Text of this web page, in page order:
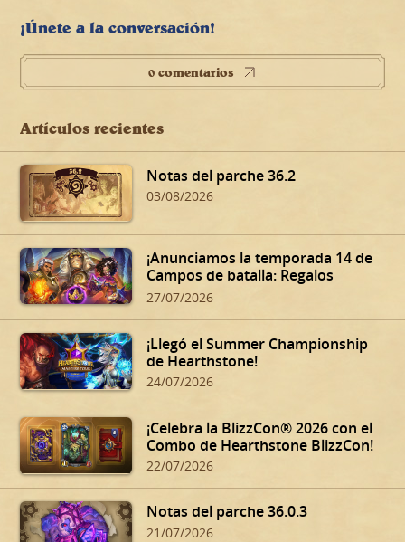
¡Únete a la conversación!
0 comentarios
Artículos recientes
Notas del parche 36.2
03/08/2026
¡Anunciamos la temporada 14 de
Campos de batalla: Regalos
oscuros de Dalaran!
27/07/2026
¡Llegó el Summer Championship
de Hearthstone!
24/07/2026
¡Celebra la BlizzCon® 2026 con el
Combo de Hearthstone BlizzCon!
22/07/2026
Notas del parche 36.0.3
21/07/2026